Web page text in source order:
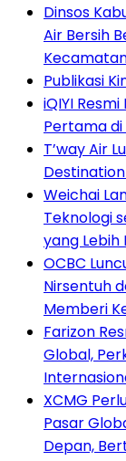
Dinsos
Air Bersih
Publikasi
iQIYI
Pertama
T’way Air
Weichai
Teknologi
yang Lebih
OCBC
Nirsentuh
Memberi
Farizon
Global,
XCMG
Pasar
Depan,